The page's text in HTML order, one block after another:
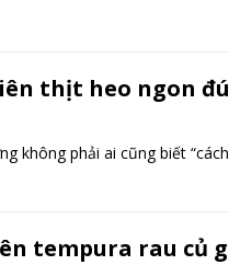
thịt heo ngon
không phải ai cũng biết
tempura rau củ